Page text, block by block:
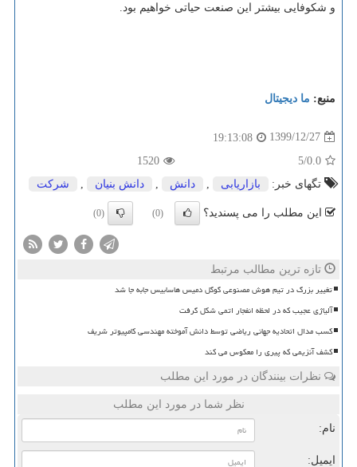
و شکوفایی بیشتر این صنعت حیاتی خواهیم بود.
منبع: ما دیجیتال
1399/12/27
19:13:08
0.0
/5
1520
تگهای خبر:
بازاریابی دانش دانش بنیان شركت
این مطلب را می پسندید؟ (0)
(0)
تازه ترین مطالب مرتبط
تغییر بزرگ در تیم هوش مصنوعی گوگل دمیس هاسابیس جابه جا شد
آلیاژی عجیب که در لحظه انفجار اتمی شکل گرفت
کسب مدال اتحادیه جهانی ریاضی توسط دانش آموخته مهندسی کامپیوتر شریف
کشف آنزیمی که پیری را معکوس می کند
نظرات بینندگان در مورد این مطلب
نظر شما در مورد این مطلب
نام:
ایمیل: